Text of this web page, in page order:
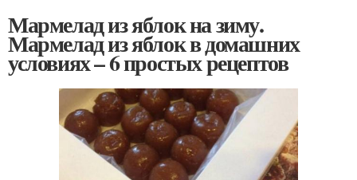
Мармелад из яблок на зиму.
Мармелад из яблок в домашних
условиях – 6 простых рецептов